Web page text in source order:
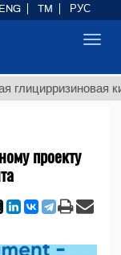
кислота
проекту
ENG TM РУС